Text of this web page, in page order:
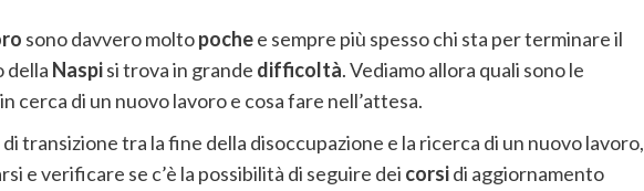
sono davvero moltopochee sempre più spesso chi sta per terminare il
della Naspisi trova in grande difficoltà. Vediamo allora quali sono le
cerca di un nuovo lavoro e cosa fare nell’attesa.
transizione tra la fine della disoccupazione e la ricerca di un nuovo lavoro,
e verificare se c’è la possibilità di seguire dei corsidi aggiornamento